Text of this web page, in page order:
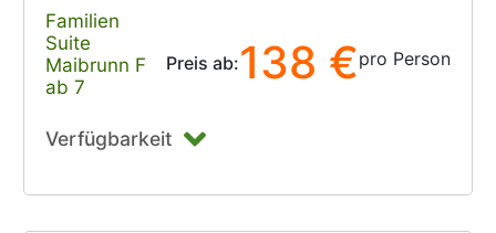
Familien
Suite
Maibrunn F
ab 7
Preis ab:138 €pro Person
Verfügbarkeit